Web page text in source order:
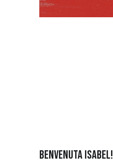
BENVENUTA ISABEL!